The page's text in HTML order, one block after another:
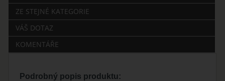
ZE STEJNÉ KATEGORIE
VÁŠ DOTAZ
KOMENTÁŘE
Podrobný popis produktu: